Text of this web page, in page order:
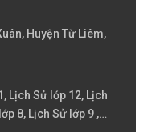
Huyện Từ Liêm,
Lịch Sử lớp 12, Lịch
8, Lịch Sử lớp 9 ,